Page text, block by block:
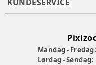
KUNDESERVICE
Mandag -
Lørdag -